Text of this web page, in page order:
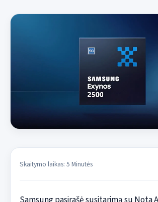
Skaitymo laikas: 5 Minutės